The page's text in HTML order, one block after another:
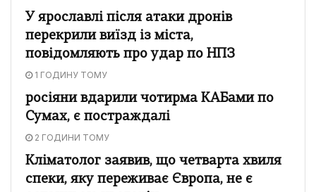
У ярославлі після атаки дронів
перекрили виїзд із міста,
повідомляють про удар по НПЗ
1 ГОДИНУ ТОМУ
росіяни вдарили чотирма КАБами по
Сумах, є постраждалі
2 ГОДИНИ ТОМУ
Кліматолог заявив, що четварта хвиля
спеки, яку переживає Європа, не є